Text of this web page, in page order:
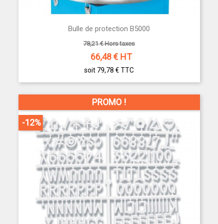
Bulle de protection B5000
78,21 € Hors taxes
66,48€ HT
soit 79,78 € TTC
PROMO !
-12%